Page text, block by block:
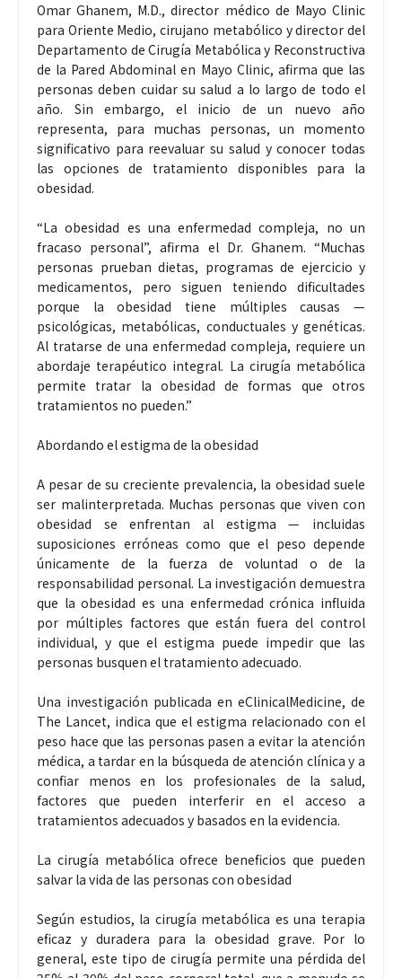
Omar Ghanem, M.D., director médico de Mayo Clinic
para Oriente Medio, cirujano metabólico y director del
Departamento de Cirugía Metabólica y Reconstructiva
de la Pared Abdominal en Mayo Clinic, afirma que las
personas deben cuidar su salud a lo largo de todo el
año. Sin embargo, el inicio de un nuevo año
representa, para muchas personas, un momento
significativo para reevaluar su salud y conocer todas
las opciones de tratamiento disponibles para la
obesidad.
“La obesidad es una enfermedad compleja, no un
fracaso personal”, afirma el Dr. Ghanem. “Muchas
personas prueban dietas, programas de ejercicio y
medicamentos, pero siguen teniendo dificultades
porque la obesidad tiene múltiples causas —
psicológicas, metabólicas, conductuales y genéticas.
Al tratarse de una enfermedad compleja, requiere un
abordaje terapéutico integral. La cirugía metabólica
permite tratar la obesidad de formas que otros
tratamientos no pueden.”
Abordando el estigma de la obesidad
A pesar de su creciente prevalencia, la obesidad suele
ser malinterpretada. Muchas personas que viven con
obesidad se enfrentan al estigma — incluidas
suposiciones erróneas como que el peso depende
únicamente de la fuerza de voluntad o de la
responsabilidad personal. La investigación demuestra
que la obesidad es una enfermedad crónica influida
por múltiples factores que están fuera del control
individual, y que el estigma puede impedir que las
personas busquen el tratamiento adecuado.
Una investigación publicada en eClinicalMedicine, de
The Lancet, indica que el estigma relacionado con el
peso hace que las personas pasen a evitar la atención
médica, a tardar en la búsqueda de atención clínica y a
confiar menos en los profesionales de la salud,
factores que pueden interferir en el acceso a
tratamientos adecuados y basados en la evidencia.
La cirugía metabólica ofrece beneficios que pueden
salvar la vida de las personas con obesidad
Según estudios, la cirugía metabólica es una terapia
eficaz y duradera para la obesidad grave. Por lo
general, este tipo de cirugía permite una pérdida del